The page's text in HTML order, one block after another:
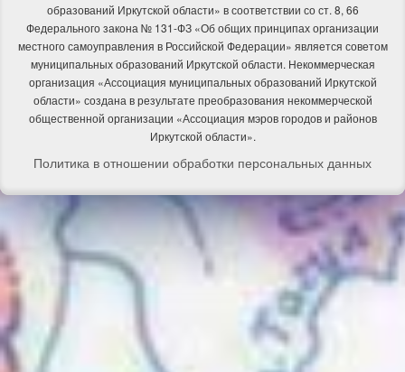
образований Иркутской области» в соответствии со ст. 8, 66
Федерального закона № 131-ФЗ «Об общих принципах организации
местного самоуправления в Российской Федерации» является советом
муниципальных образований Иркутской области. Некоммерческая
организация «Ассоциация муниципальных образований Иркутской
области» создана в результате преобразования некоммерческой
общественной организации «Ассоциация мэров городов и районов
Иркутской области».
Политика в отношении обработки персональных данных